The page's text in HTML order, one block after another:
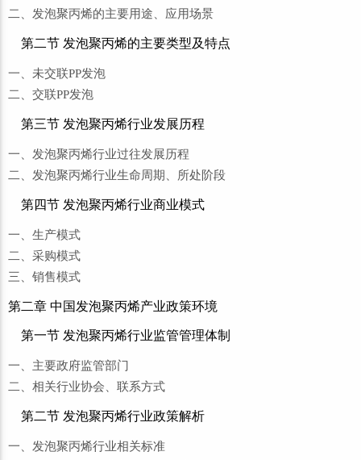
二、发泡聚丙烯的主要用途、应用场景
第二节 发泡聚丙烯的主要类型及特点
一、未交联PP发泡
二、交联PP发泡
第三节 发泡聚丙烯行业发展历程
一、发泡聚丙烯行业过往发展历程
二、发泡聚丙烯行业生命周期、所处阶段
第四节 发泡聚丙烯行业商业模式
一、生产模式
二、采购模式
三、销售模式
第二章 中国发泡聚丙烯产业政策环境
第一节 发泡聚丙烯行业监管管理体制
一、主要政府监管部门
二、相关行业协会、联系方式
第二节 发泡聚丙烯行业政策解析
一、发泡聚丙烯行业相关标准